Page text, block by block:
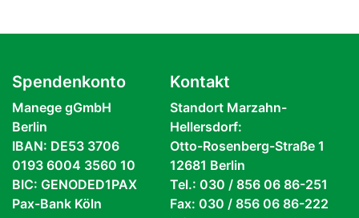
Spendenkonto
Manege gGmbH
Berlin
IBAN: DE53 3706
0193 6004 3560 10
BIC: GENODED1PAX
Pax-Bank Köln
Kontakt
Standort Marzahn-
Hellersdorf:
Otto-Rosenberg-Straße 1
12681 Berlin
Tel.: 030 / 856 06 86-251
Fax: 030 / 856 06 86-222